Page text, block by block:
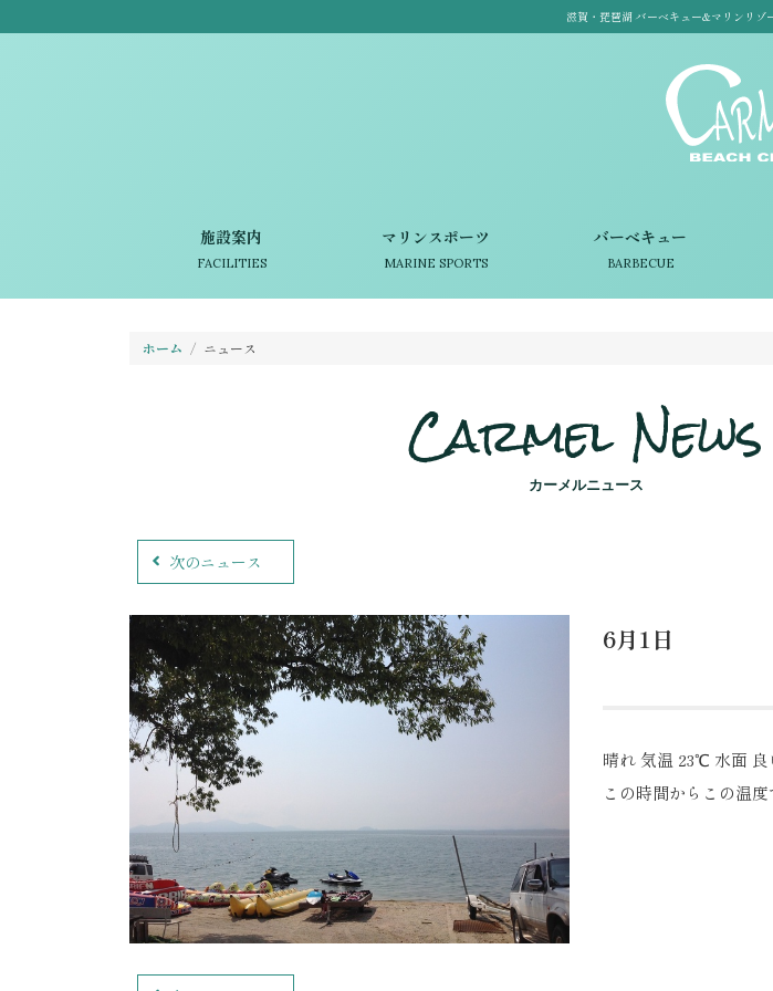
滋賀・琵琶湖 バーベキュー&マリンリゾ
施設案内
FACILITIES
マリンスポーツ
MARINE SPORTS
バーベキュー
BARBECUE
ホーム ニュース
Carmel News
カーメルニュース
次のニュース
6月1日
晴れ 気温 23℃ 水面 良
この時間からこの温度